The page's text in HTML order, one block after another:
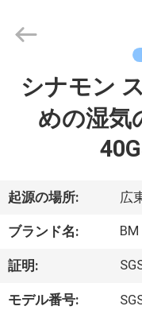
品
わ
た
GUANGZHOU
BMPAPER
CO.,LTD.シナモン
めの湿気
起源の場所: 広
ブランド名:
証明:
モデル番号: